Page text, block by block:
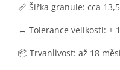
📏 Šířka granule: cca
↔️ Tolerance velikosti: ±
📦 Trvanlivost: až 18